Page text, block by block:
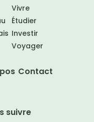
Vivre
Étudier
Investir
Voyager
Contact
suivre